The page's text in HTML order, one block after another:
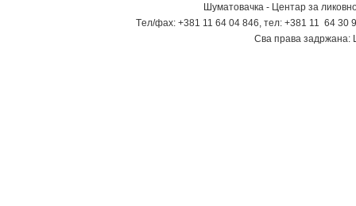
Шуматовачка - Центар за
Tел/фаx: +381 11 64 04 846, тел: +381 11 64 30
Сва права задржана: